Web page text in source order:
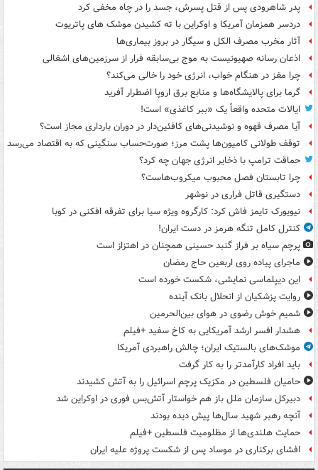
پدر شاهرودی پس از قتل پسرش، جسد را در چاه مخفی کرد
دردسر همزمان آمریکا و اوکراین با ته کشیدن موشک های پاتریوت
آثار مخرب مصرف الکل و سیگار در بروز بیماری‌ها
اذعان رسانه صهیونیست به موج بی‌سابقه فرار از سرزمین‌های اشغالی
چرا مغز در هنگام خواب، انرژی خود را خالی می‌کند؟
گرما برای پالایشگاه‌ها و منابع برق اروپا اضطرار آفرید
ایالات متحده واقعاً یک «ببر کاغذی» است!
آیا مصرف قهوه و نوشیدنی‌های کافئین‌دار در دوران بارداری مجاز است؟
توقف طولانی کامیون‌ها پشت مرز؛ صورت‌حساب سنگینی که به اقتصاد می‌رسد
حماقت ترامپ با ذخایر انرژی جهان چه کرد؟
چرا تابستان فصل محبوب میکروب‌هاست؟
دستگیری قاتل فراری در نوشهر
نیویورک تایمز فاش کرد: کارگروه ویژه سیا برای تفرقه افکنی در کوبا
کنترل کامل تنگه هرمز در دست ایران!
پرچم سیاه بر فراز گنبد حسینی همچنان در اهتزاز است
ماجرای پیاده روی اربعین حاج رمضان
این دیپلماسی نمایشی، شکست خورده است
روایت پزشکیان از انحلال بانک آینده
شمیم خوش رضوی در هوای بین‌الحرمین
هشدار افسر ارشد آمریکایی به کاخ سفید +فیلم
موشک‌های بالستیک ایران؛ چالش راهبردی آمریکا
باید افراد کارآمدتر را به کار گرفت
حامیان فلسطین در مکزیک پرچم اسرائیل را به آتش کشیدند
دبیرکل سازمان ملل باز هم خواستار آتش‌بس فوری در اوکراین شد
آنچه رهبر شهید سال‌ها پیش دیده بودند
حمایت هلندی‌ها از مظلومیت فلسطین +فیلم
افشای برکناری در موساد پس از شکست پروژه علیه ایران